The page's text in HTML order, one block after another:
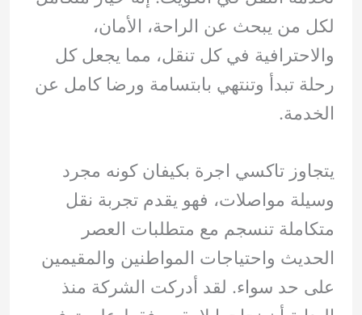
لكل من يبحث عن الراحة، الأمان،
والاحترافية في كل تنقل، مما يجعل كل
رحلة تبدأ وتنتهي بابتسامة ورضا كامل عن
الخدمة.
يتجاوز تاكسي اجرة بكيفان كونه مجرد
وسيلة مواصلات، فهو يقدم تجربة نقل
متكاملة تنسجم مع متطلبات العصر
الحديث واحتياجات المواطنين والمقيمين
على حد سواء. لقد أدركت الشركة منذ